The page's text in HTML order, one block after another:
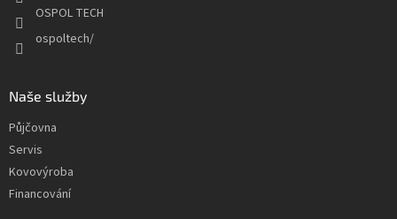
OSPOL TECH
ospoltech/
Naše služby
Půjčovna
Servis
Kovovýroba
Financování